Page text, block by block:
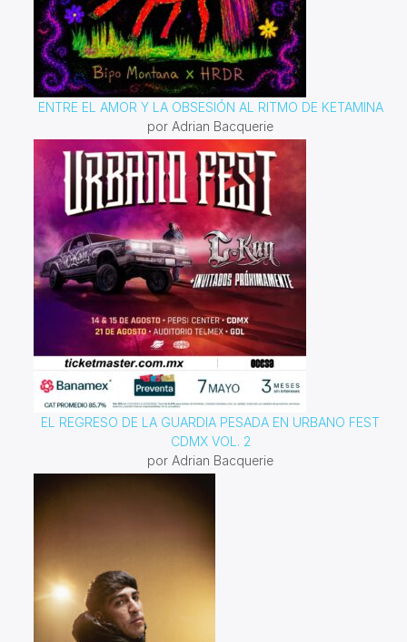
ENTRE EL AMOR Y LA OBSESIÓN AL RITMO DE KETAMINA
por Adrian Bacquerie
EL REGRESO DE LA GUARDIA PESADA EN URBANO FEST
CDMX VOL. 2
por Adrian Bacquerie